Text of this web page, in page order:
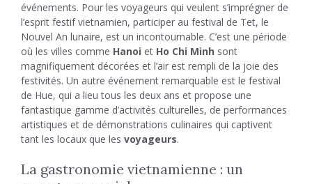
événements. Pour les voyageurs qui veulent s’imprégner de
l’esprit festif vietnamien, participer au festival de Tet, le
Nouvel An lunaire, est un incontournable. C’est une période
où les villes comme Hanoi et Ho Chi Minh sont
magnifiquement décorées et l’air est rempli de la joie des
festivités. Un autre événement remarquable est le festival
de Hue, qui a lieu tous les deux ans et propose une
fantastique gamme d’activités culturelles, de performances
artistiques et de démonstrations culinaires qui captivent
tant les locaux que les voyageurs.
La gastronomie vietnamienne : un